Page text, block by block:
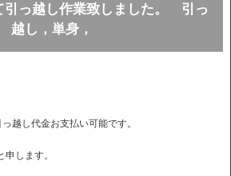
引っ越し作業致しました。 引っ
越し，単身，
越し代金お支払い可能です。
します。